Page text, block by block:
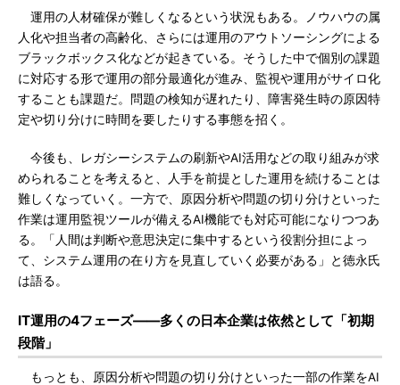
運用の人材確保が難しくなるという状況もある。ノウハウの属
人化や担当者の高齢化、さらには運用のアウトソーシングによる
ブラックボックス化などが起きている。そうした中で個別の課題
に対応する形で運用の部分最適化が進み、監視や運用がサイロ化
することも課題だ。問題の検知が遅れたり、障害発生時の原因特
定や切り分けに時間を要したりする事態を招く。
今後も、レガシーシステムの刷新やAI活用などの取り組みが求
められることを考えると、人手を前提とした運用を続けることは
難しくなっていく。一方で、原因分析や問題の切り分けといった
作業は運用監視ツールが備えるAI機能でも対応可能になりつつあ
る。「人間は判断や意思決定に集中するという役割分担によっ
て、システム運用の在り方を見直していく必要がある」と徳永氏
は語る。
IT運用の4フェーズ――多くの日本企業は依然として「初期
段階」
もっとも、原因分析や問題の切り分けといった一部の作業をAI